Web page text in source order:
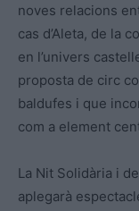
noves relacions
cas d’Aleta, de la
en l’univers
proposta de circ
baldufes i que
com a element
La Nit Solidària i
aplegarà